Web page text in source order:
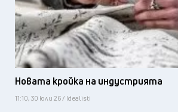
Новата кройка на индустрията
11:10, 30 юли 26 / Idealisti